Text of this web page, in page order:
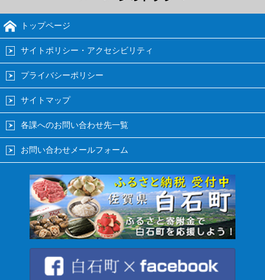
トップページ
サイトポリシー・アクセシビリティ
プライバシーポリシー
サイトマップ
各課へのお問い合わせ先一覧
お問い合わせメールフォーム